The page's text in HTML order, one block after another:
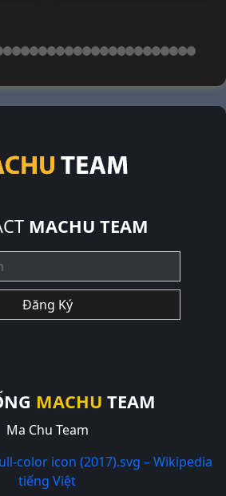
MACHU TEAM
Đăng Ký
MACHU TEAM
Ma Chu Team